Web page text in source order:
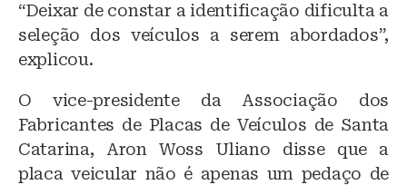
“Deixar de constar a identificação dificulta a
seleção dos veículos a serem abordados”,
explicou.
O vice-presidente da Associação dos
Fabricantes de Placas de Veículos de Santa
Catarina, Aron Woss Uliano disse que a
placa veicular não é apenas um pedaço de